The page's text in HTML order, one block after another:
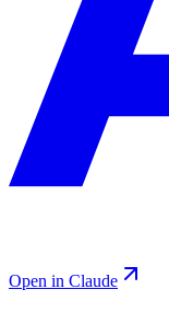
Open in Claude